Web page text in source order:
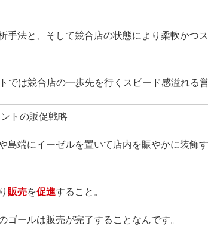
手法と、そして競合店の状態により柔軟かつ
では競合店の一歩先を行くスピード感溢れる
ントの販促戦略
島端にイーゼルを置いて店内を賑やかに装飾
販売を促進すること。
ゴールは販売が完了することなんです。